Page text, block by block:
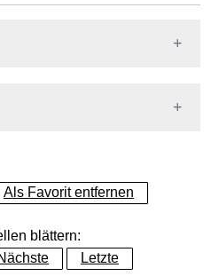
Als Favorit entfernen
blättern:
Letzte